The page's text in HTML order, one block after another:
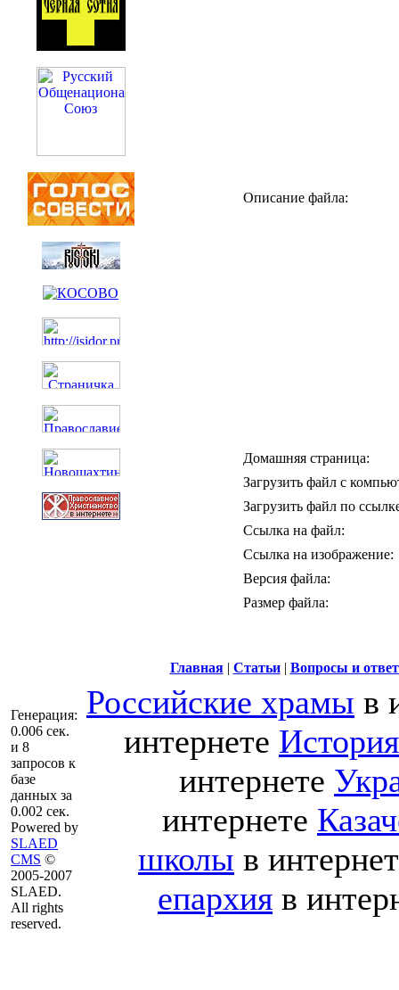
Описание файла:
Домашняя страница:
Загрузить файл с
Загрузить файл по
Ссылка на файл:
Ссылка на изображение:
Версия файла:
Размер файла:
Главная| Статьи| Вопросы и
Генерация:
0.006 сек.
и 8
запросов к
базе
данных за
0.002 сек.
Powered by
SLAED
CMS ©
2005-2007
SLAED.
All rights
reserved.
Российские храмы в
интернете
интернете
интернете
школы в
епархия в